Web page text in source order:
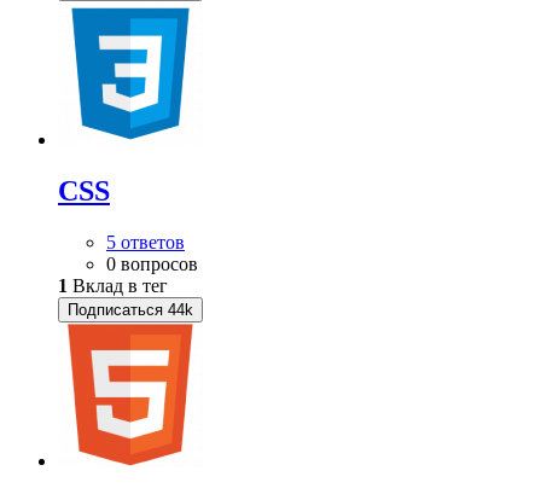
CSS
5 ответов
0 вопросов
1 Вклад в тег
Подписаться 44k